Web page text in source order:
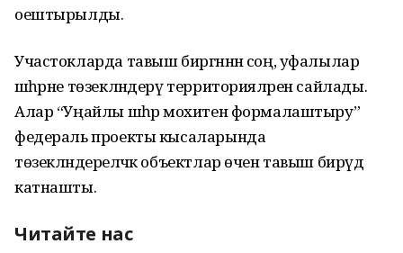
оештырылды.
Участокларда тавыш биргәннән соң, уфалылар
шәһәрне төзекләндерү территорияләрен сайлады.
Алар “Уңайлы шәһәр мохитен формалаштыру”
федераль проекты кысаларында
төзекләндереләчәк объектлар өчен тавыш бирүдә
катнашты.
Читайте нас